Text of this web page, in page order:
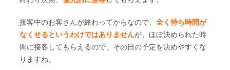
接客中のお客さんが終わってからなので、 全く待ち時間が
なくせるというわけではありませんが、ほぼ決められた時
間に接客してもらえるので、その日の予定を決めやすくな
りますね。